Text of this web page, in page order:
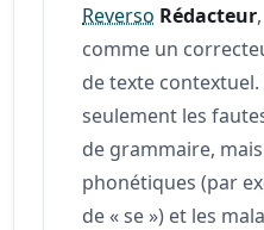
Reverso Rédacteur
comme un
de texte
seulement les
de grammaire,
phonétiques (par
de « se ») et les